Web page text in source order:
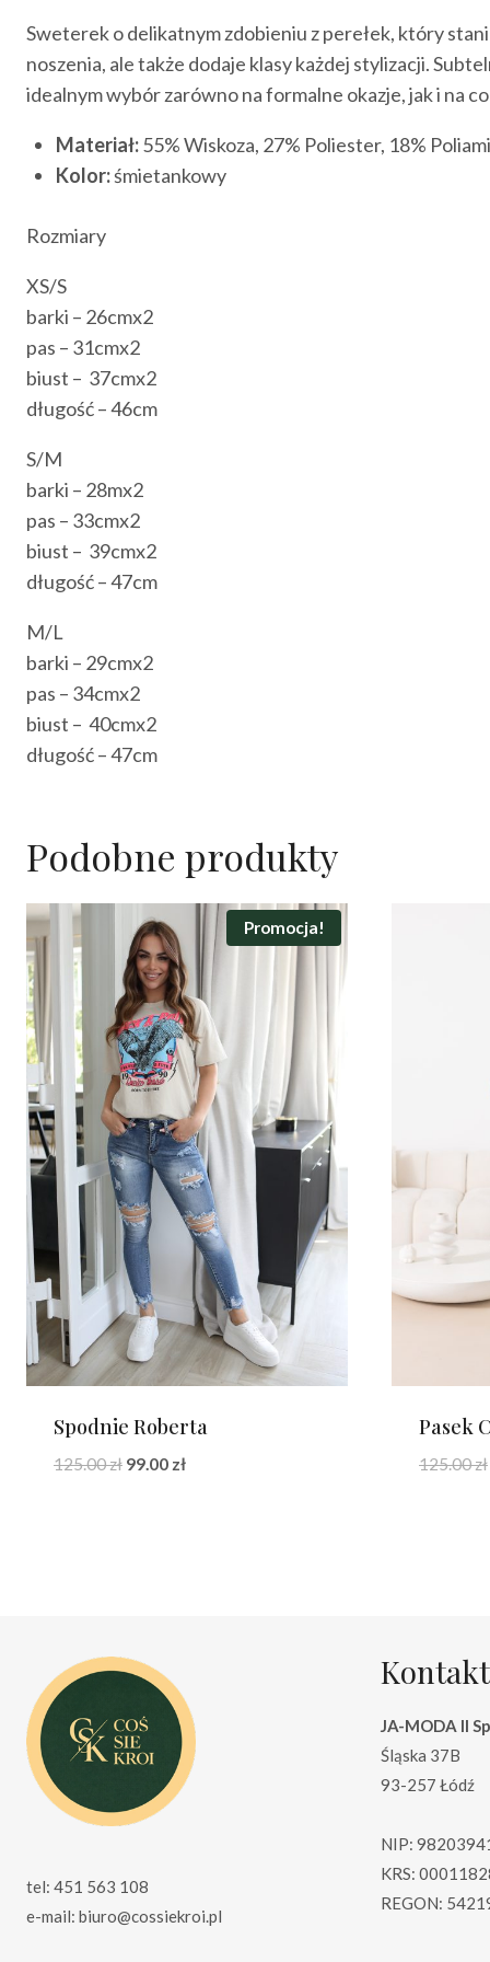
Sweterek o delikatnym zdobieniu z perełek, który
noszenia, ale także dodaje klasy każdej stylizacji.
idealnym wybór zarówno na formalne okazje, jak i na
Materiał:55% Wiskoza, 27% Poliester, 18%
Kolor:śmietankowy
Rozmiary
XS/S
barki – 26cmx2
pas – 31cmx2
biust – 37cmx2
długość – 46cm
S/M
barki – 28mx2
pas – 33cmx2
biust – 39cmx2
długość – 47cm
M/L
barki – 29cmx2
pas – 34cmx2
biust – 40cmx2
długość – 47cm
Podobne produkty
Promocja!
Spodnie Roberta
125.00zł Pierwotna
99.00 złAktualna
Pasek
125.00zł
tel: 451 563 108
e-mail: biuro@cossiekroi.pl
Kontakt
JA-MODA II
Śląska 37B
93-257 Łódź
NIP:
KRS:
REGON: